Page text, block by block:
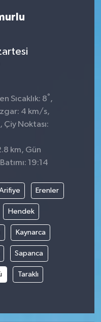
Sıcaklık: 8° ,
4 km/s,
Çiy Noktası:
km, Gün
19:14
Erenler
Hendek
Kaynarca
Sapanca
Taraklı